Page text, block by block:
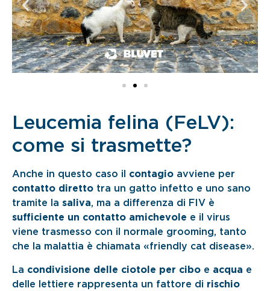
Leucemia felina (FeLV):
come si trasmette?
Anche in questo caso il contagio avviene per
contatto diretto tra un gatto infetto e uno sano
tramite la saliva, ma a differenza di FIV è
sufficiente un contatto amichevole e il virus
viene trasmesso con il normale grooming, tanto
che la malattia è chiamata «friendly cat disease».
La condivisione delle ciotole per cibo e acqua e
delle lettiere rappresenta un fattore di rischio